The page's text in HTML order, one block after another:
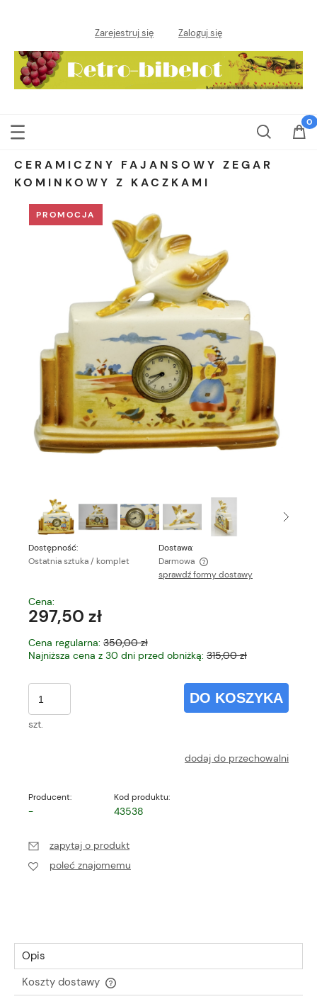
Zarejestruj się Zaloguj się
CERAMICZNY FAJANSOWY ZEGAR
KOMINKOWY Z KACZKAMI
PROMOCJA
Dostępność:
Ostatnia sztuka / komplet
Dostawa:
Darmowa
Cena nie zawiera ewentualnych kosztów płatności
sprawdź formy dostawy
Cena:
297,50 zł
Cena regularna: 350,00 zł
Najniższa cena z 30 dni przed obniżką: 315,00 zł
szt.
DO KOSZYKA
dodaj do przechowalni
Producent:
-
Kod produktu:
43538
zapytaj o produkt
poleć znajomemu
Opis
Koszty dostawy
Cena nie zawiera ewentualnych kosztów płatności